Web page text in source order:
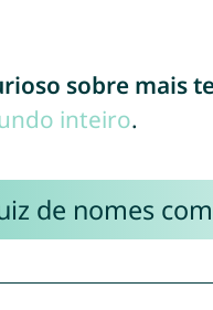
sobre mais
inteiro.
de nomes